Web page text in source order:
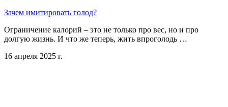
Зачем имитировать голод?
Ограничение калорий – это не только про вес, но и про
долгую жизнь. И что же теперь, жить впроголодь …
16 апреля 2025 г.